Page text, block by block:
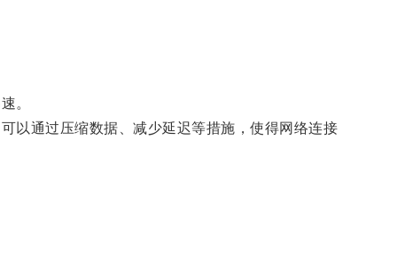
。
通过压缩数据、减少延迟等措施，使得网络连接